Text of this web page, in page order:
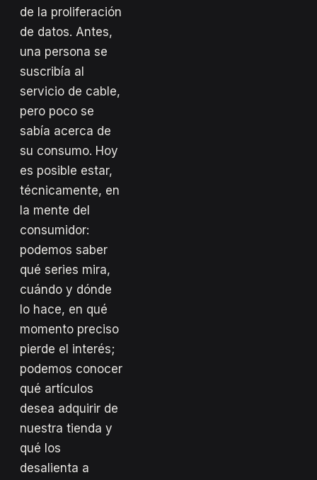
de la proliferación
de datos. Antes,
una persona se
suscribía al
servicio de cable,
pero poco se
sabía acerca de
su consumo. Hoy
es posible estar,
técnicamente, en
la mente del
consumidor:
podemos saber
qué series mira,
cuándo y dónde
lo hace, en qué
momento preciso
pierde el interés;
podemos conocer
qué artículos
desea adquirir de
nuestra tienda y
qué los
desalienta a